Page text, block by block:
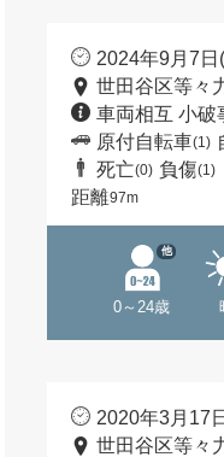
2024年9月7日
世田谷区等々
車両相互 小破
原付自転車(1)
死亡(0) 負傷(1)
距離97m
0～24歳
他
2020年3月17
世田谷区等々